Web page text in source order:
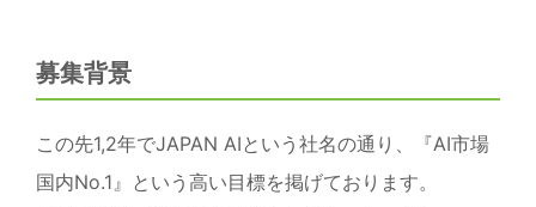
募集背景
この先1,2年でJAPAN AIという社名の通り、『AI市場
国内No.1』という高い目標を掲げております。